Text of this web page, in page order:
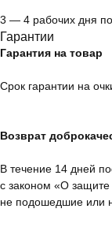
3 — 4 рабочих дня
Гарантии
Гарантия на товар
Срок гарантии на
Возврат
В течение 14 дней
с законом «О защите
не подошедшие или